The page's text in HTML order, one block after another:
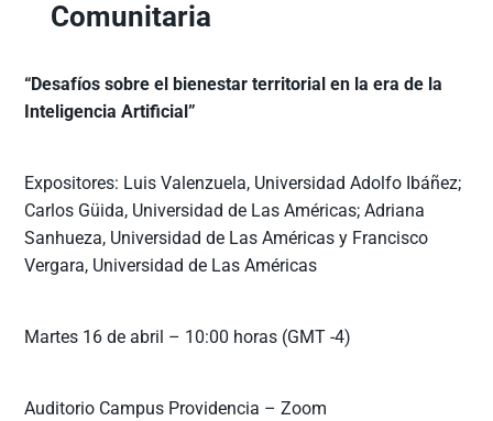
Comunitaria
“Desafíos sobre el bienestar territorial en la era de la
Inteligencia Artificial”
Expositores: Luis Valenzuela, Universidad Adolfo Ibáñez;
Carlos Güida, Universidad de Las Américas; Adriana
Sanhueza, Universidad de Las Américas y Francisco
Vergara, Universidad de Las Américas
Martes 16 de abril – 10:00 horas (GMT -4)
Auditorio Campus Providencia – Zoom